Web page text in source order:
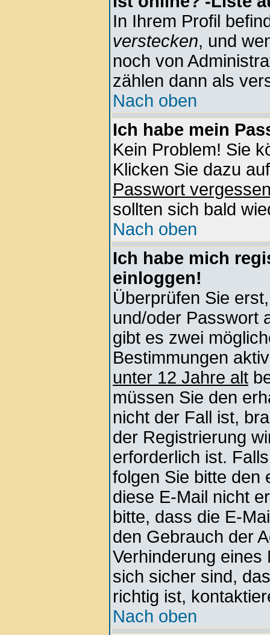
In Ihrem Profil
verstecken, und
noch von
zählen dann als
Nach oben
Ich habe mein
Kein Problem! Sie
Klicken Sie dazu
Passwort
sollten sich bald
Nach oben
Ich habe mich
einloggen!
Überprüfen Sie
und/oder Passwort
gibt es zwei
Bestimmungen
unter 12 Jahre alt
müssen Sie den
nicht der Fall ist,
der Registrierung
erforderlich ist.
folgen Sie bitte den
diese E-Mail nicht
bitte, dass die E-
den Gebrauch der
Verhinderung
sich sicher sind,
richtig ist,
Nach oben